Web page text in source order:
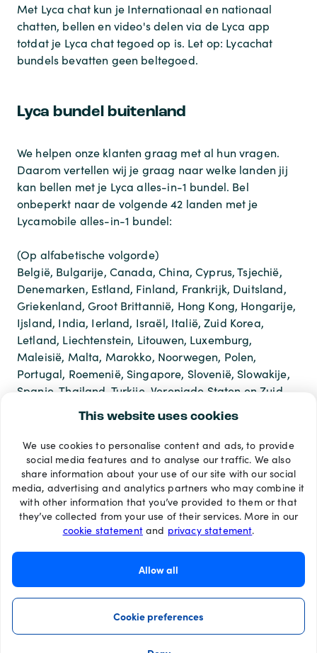
This website uses cookies
We use cookies to personalise content and ads, to provide
social media features and to analyse our traffic. We also
share information about your use of our site with our social
media, advertising and analytics partners who may combine it
with other information that you’ve provided to them or that
they’ve collected from your use of their services. More in our
cookie statementand privacy statement.
Allow all
Cookie preferences
Met Lyca chat kun je Internationaal en nationaal
chatten, bellen en video's delen via de Lyca app
totdat je Lyca chat tegoed op is. Let op: Lycachat
bundels bevatten geen beltegoed.
Lyca bundel buitenland
We helpen onze klanten graag met al hun vragen.
Daarom vertellen wij je graag naar welke landen jij
kan bellen met je Lyca alles-in-1 bundel. Bel
onbeperkt naar de volgende 42 landen met je
Lycamobile alles-in-1 bundel:
(Op alfabetische volgorde)
België, Bulgarije, Canada, China, Cyprus, Tsjechië,
Denemarken, Estland, Finland, Frankrijk, Duitsland,
Griekenland, Groot Brittannië, Hong Kong, Hongarije,
Ijsland, India, Ierland, Israël, Italië, Zuid Korea,
Letland, Liechtenstein, Litouwen, Luxemburg,
Maleisië, Malta, Marokko, Noorwegen, Polen,
Portugal, Roemenië, Singapore, Slovenië, Slowakije,
Spanje, Thailand, Turkije, Verenigde Staten en Zuid
Betaalmethoden